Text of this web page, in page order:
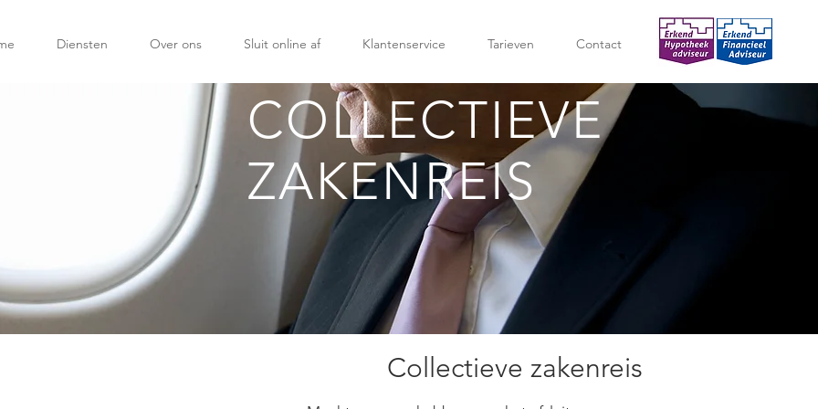
Diensten Over ons Sluit online af Klantenservice Tarieven Contact
COLLECTIEVE
ZAKENREIS
Collectieve zakenreis